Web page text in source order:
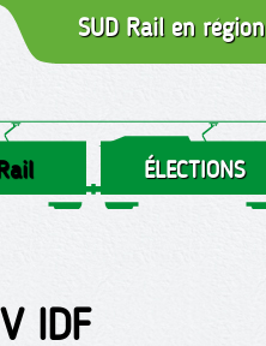
SUD Rail en région
ÉLECTIONS
IDF